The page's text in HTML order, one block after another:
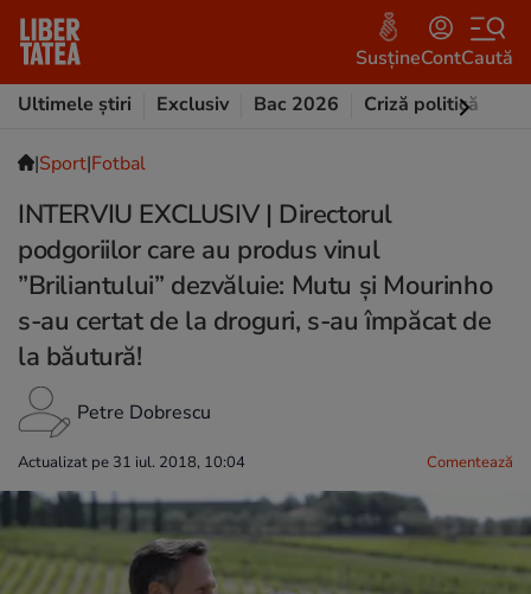
SusțineContCaută
Ultimele știri
Exclusiv Bac 2026 Criză politică
|Sport|Fotbal
INTERVIU EXCLUSIV | Directorul
podgoriilor care au produs vinul
”Briliantului” dezvăluie: Mutu și Mourinho
s-au certat de la droguri, s-au împăcat de
la băutură!
Petre Dobrescu
Actualizat pe 31 iul. 2018, 10:04 Comentează